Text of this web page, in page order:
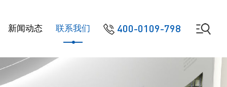
新闻动态 联系我们 400-0109-798